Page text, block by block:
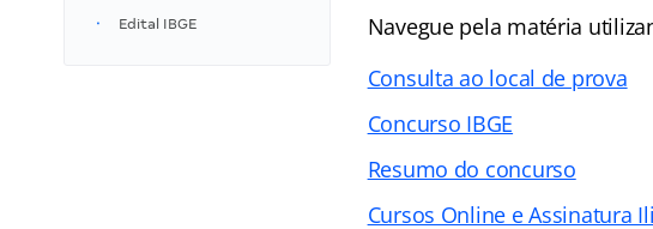
Edital IBGE
Navegue pela matéria
Consulta ao local de prova
Concurso IBGE
Resumo do concurso
Cursos Online e Assinatura